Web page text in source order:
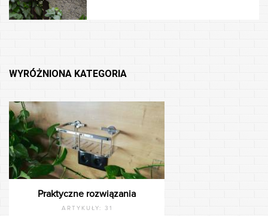
WYRÓŻNIONA KATEGORIA
Praktyczne rozwiązania
ARTYKUŁY: 31